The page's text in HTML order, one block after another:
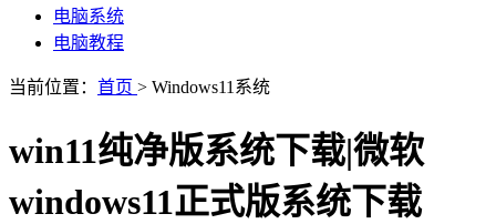
电脑系统
电脑教程
当前位置： 首页 > Windows11系统
win11纯净版系统下载|微软
windows11正式版系统下载